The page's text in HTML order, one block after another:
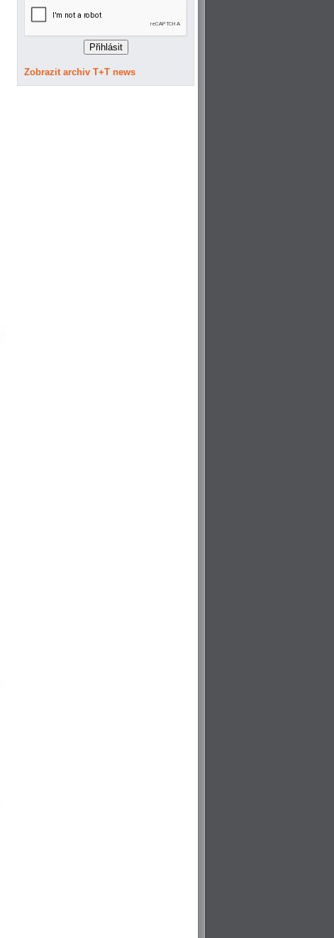
Zobrazit archiv T+T news